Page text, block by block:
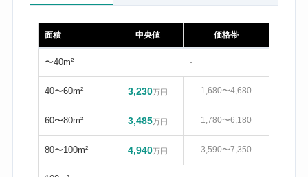
面積 中央値 価格帯
〜40m² -
40〜60m² 3,230万円 1,680〜4,680
60〜80m² 3,485万円 1,780〜6,180
80〜100m² 4,940万円 3,590〜7,350